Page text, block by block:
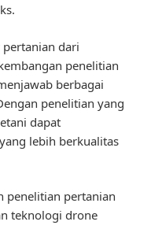
dari
penelitian
berbagai
penelitian yang
dapat
lebih berkualitas
penelitian pertanian
teknologi drone